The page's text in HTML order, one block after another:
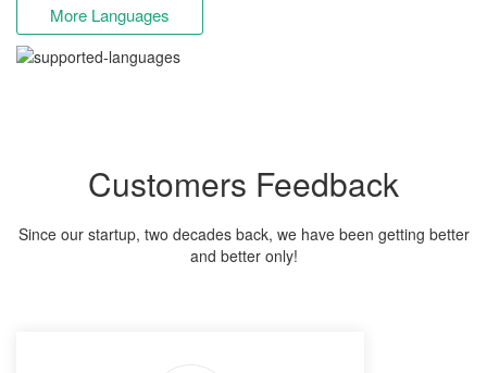
More Languages
Customers Feedback
Since our startup, two decades back, we have been getting better
and better only!